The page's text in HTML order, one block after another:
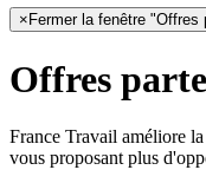
× Fermer la fenêtre "Offres
Offres
France Travail améliore
vous proposant plus